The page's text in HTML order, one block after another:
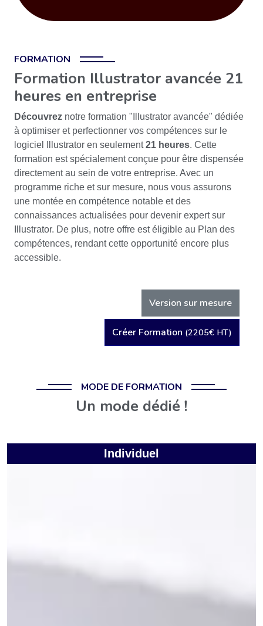
FORMATION
Formation Illustrator avancée 21
heures en entreprise
Découvrez notre formation "Illustrator avancée" dédiée
à optimiser et perfectionner vos compétences sur le
logiciel Illustrator en seulement21 heures. Cette
formation est spécialement conçue pour être dispensée
directement au sein de votre entreprise. Avec un
programme riche et sur mesure, nous vous assurons
une montée en compétence notable et des
connaissances actualisées pour devenir expert sur
Illustrator. De plus, notre offre est éligible au Plan des
compétences, rendant cette opportunité encore plus
accessible.
Version sur mesure
Créer Formation (2205€ HT)
MODE DE FORMATION
Un mode dédié !
Individuel